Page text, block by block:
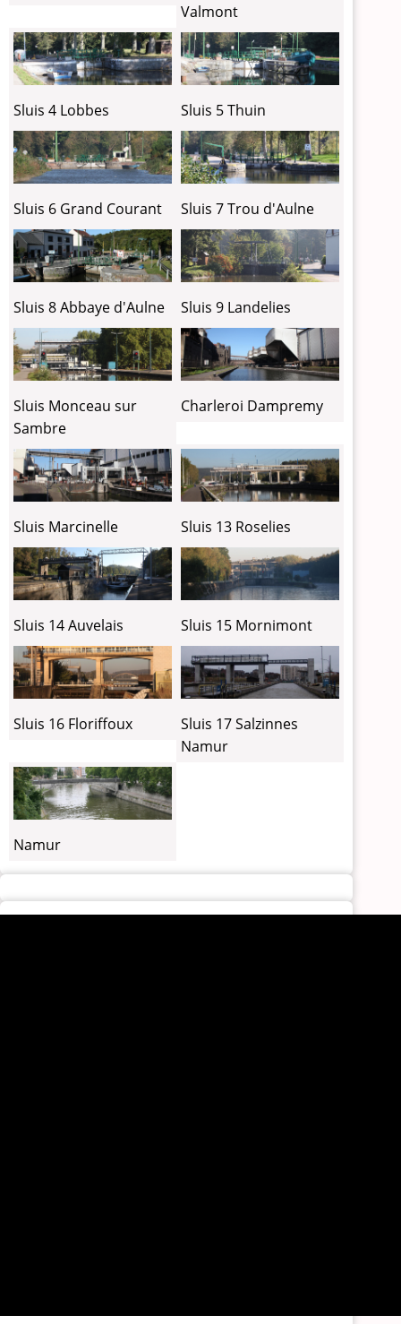
Valmont
Sluis 4 Lobbes Sluis 5 Thuin
Sluis 6 Grand Courant Sluis 7 Trou d'Aulne
Sluis 8 Abbaye d'Aulne Sluis 9 Landelies
Sluis Monceau sur
Sambre
Charleroi Dampremy
Sluis Marcinelle Sluis 13 Roselies
Sluis 14 Auvelais Sluis 15 Mornimont
Sluis 16 Floriffoux
Sluis 17 Salzinnes
Namur
Namur